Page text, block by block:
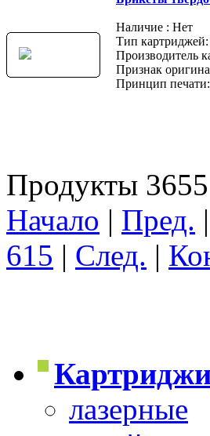
Наличие : Нет
Тип
Производитель
Признак
Принцип
Продукты
Начало | Пред. |
615 | След. |
лазерные